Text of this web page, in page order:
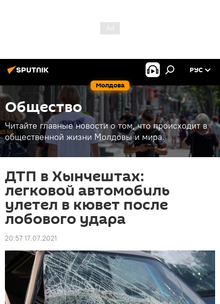
Молдова
РУС
Общество
Читайте главные новости о том, что происходит в
общественной жизни Молдовы и мира.
ДТП в Хынчештах:
легковой автомобиль
улетел в кювет после
лобового удара
20:57 17.07.2021